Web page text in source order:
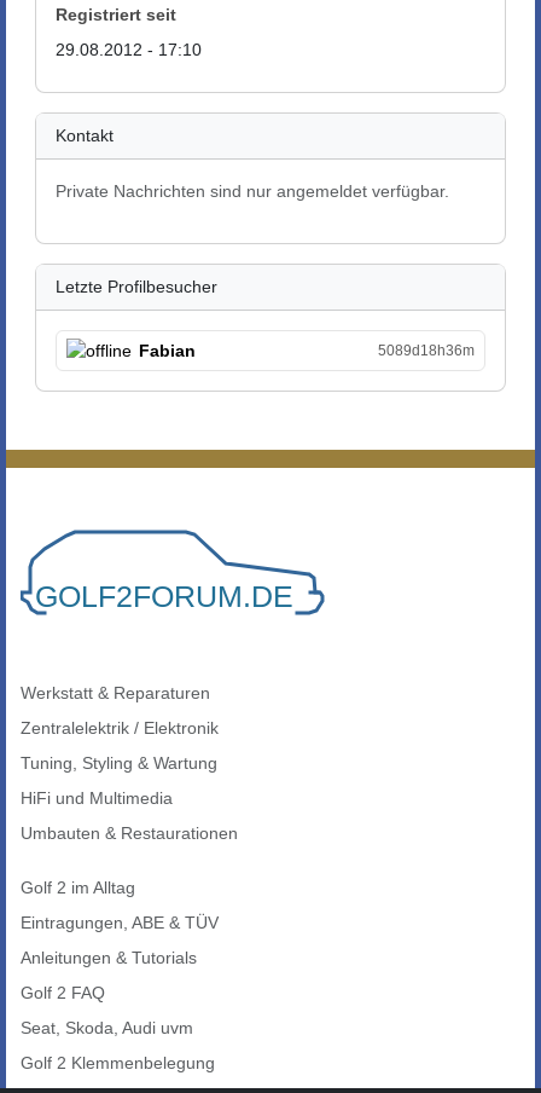
Registriert seit
29.08.2012 - 17:10
Kontakt
Private Nachrichten sind nur angemeldet verfügbar.
Letzte Profilbesucher
Fabian 5089d18h36m
Werkstatt & Reparaturen
Zentralelektrik / Elektronik
Tuning, Styling & Wartung
HiFi und Multimedia
Umbauten & Restaurationen
Golf 2 im Alltag
Eintragungen, ABE & TÜV
Anleitungen & Tutorials
Golf 2 FAQ
Seat, Skoda, Audi uvm
Golf 2 Klemmenbelegung